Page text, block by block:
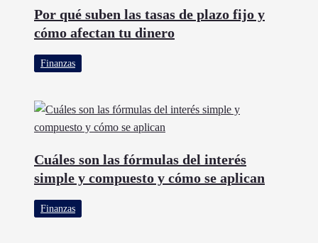
Por qué suben las tasas de plazo fijo y
cómo afectan tu dinero
Finanzas
Cuáles son las fórmulas del interés
simple y compuesto y cómo se aplican
Finanzas